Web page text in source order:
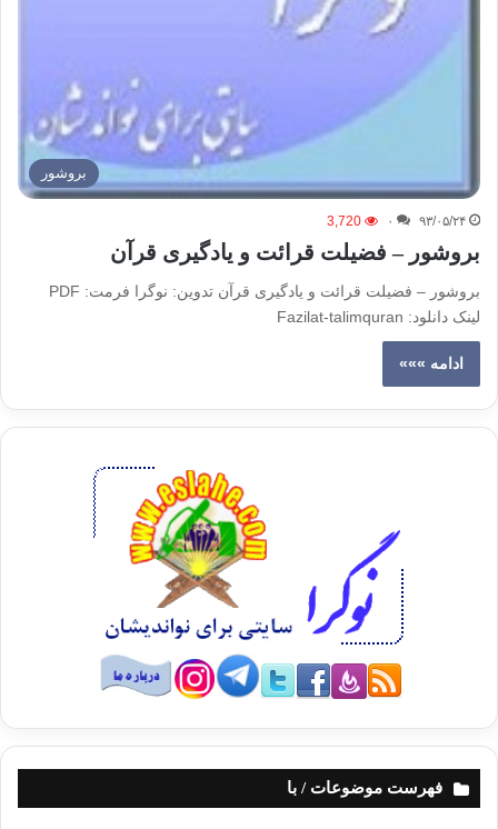
بروشور
۹۳/۰۵/۲۴ ۰ 3,720
بروشور – فضیلت قرائت و یادگیری قرآن
بروشور – فضیلت قرائت و یادگیری قرآن تدوین: نوگرا فرمت: PDF
لینک دانلود: Fazilat-talimquran
ادامه »»»
فهرست موضوعات / با